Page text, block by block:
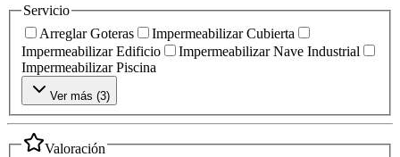
Servicio
Arreglar Goteras
Impermeabilizar Cubierta
Impermeabilizar Edificio
Impermeabilizar Nave Industrial
Impermeabilizar Piscina
Ver más (3)
Valoración